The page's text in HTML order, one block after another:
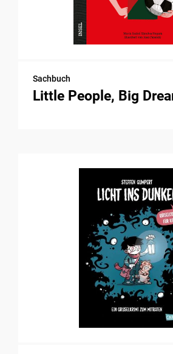
Sachbuch
Little People, Big